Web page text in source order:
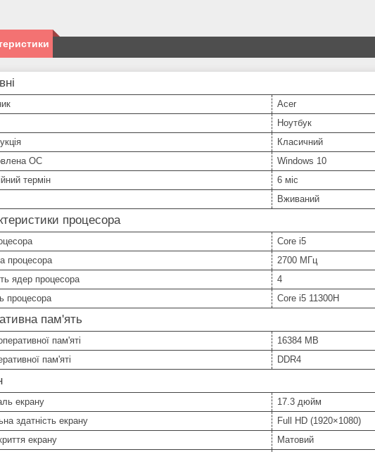
Acer
Ноутбук
Класичний
ОС
Windows 10
термін
6 міс
Вживаний
процесора
Core i5
процесора
2700 МГц
ядер процесора
4
процесора
Core i5 11300H
пам'ять
пам'яті
16384 MB
пам'яті
DDR4
екрану
17.3 дюйм
здатність екрану
Full HD (1920×1080)
екрану
Матовий